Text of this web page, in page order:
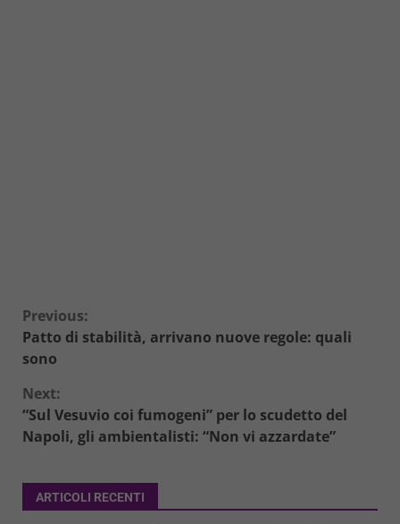
Continue
Reading
Previous:
Patto di stabilità, arrivano nuove regole: quali
sono
Next:
“Sul Vesuvio coi fumogeni” per lo scudetto del
Napoli, gli ambientalisti: “Non vi azzardate”
ARTICOLI RECENTI